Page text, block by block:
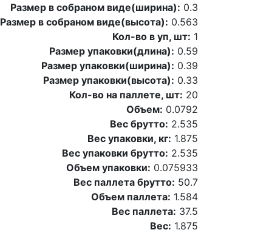
Размер в собраном виде(ширина): 0.3
Размер в собраном виде(высота): 0.563
Кол-во в уп, шт: 1
Размер упаковки(длина): 0.59
Размер упаковки(ширина): 0.39
Размер упаковки(высота): 0.33
Кол-во на паллете, шт: 20
Объем: 0.0792
Вес брутто: 2.535
Вес упаковки, кг: 1.875
Вес упаковки брутто: 2.535
Объем упаковки: 0.075933
Вес паллета брутто: 50.7
Объем паллета: 1.584
Вес паллета: 37.5
Вес: 1.875